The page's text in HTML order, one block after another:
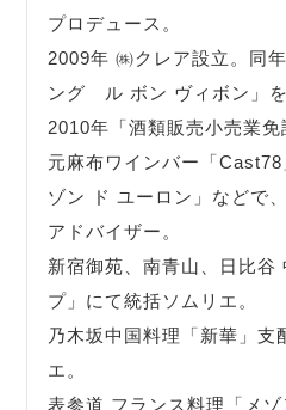
プロデュース。
2009年 ㈱クレア設立。同
ング ル ボン ヴィボン」を
2010年「酒類販売小売業免
元麻布ワインバー「
ゾン ド ユーロン」などで
アドバイザー。
新宿御苑、南青山、日比谷
プ」にて統括ソムリエ。
乃木坂中国料理「新華」支
エ。
表参道 フランス料理「メ